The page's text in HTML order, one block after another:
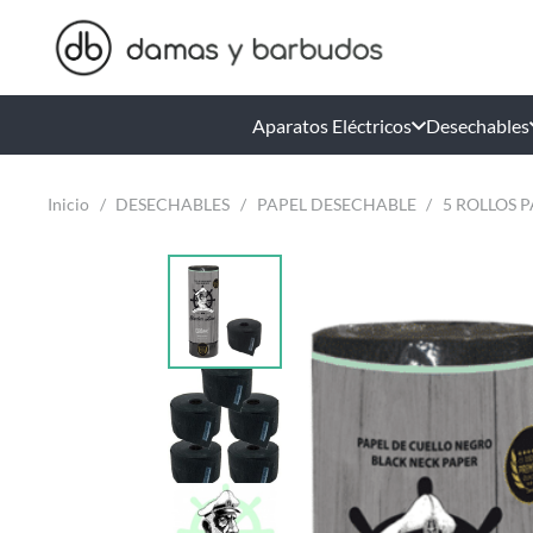
Aparatos Eléctricos Desechables
Inicio / DESECHABLES / PAPEL DESECHABLE / 5 ROLLOS